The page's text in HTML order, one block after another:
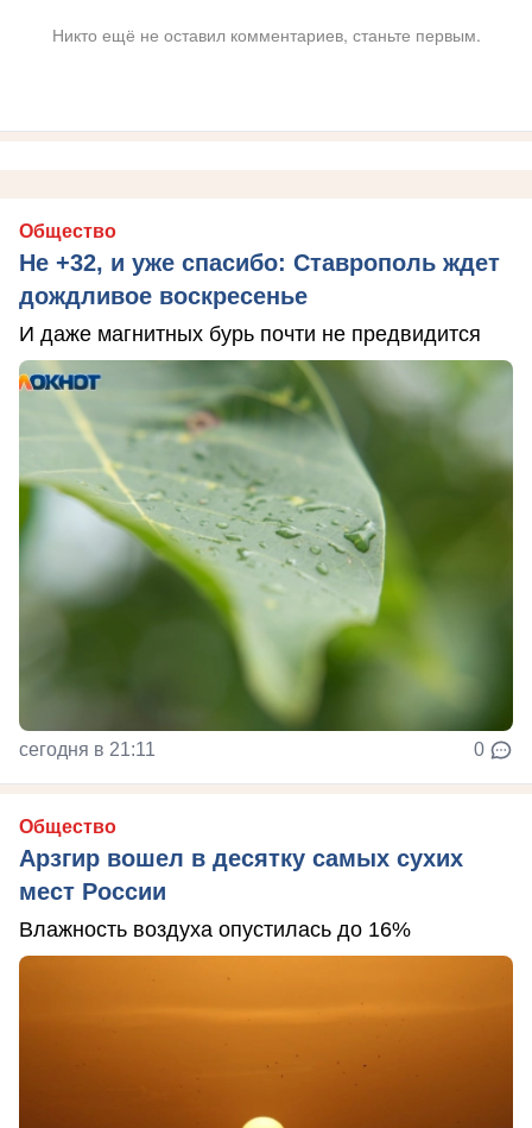
Никто ещё не оставил комментариев, станьте первым.
Общество
Не +32, и уже спасибо: Ставрополь ждет
дождливое воскресенье
И даже магнитных бурь почти не предвидится
сегодня в 21:11 0
Общество
Арзгир вошел в десятку самых сухих
мест России
Влажность воздуха опустилась до 16%